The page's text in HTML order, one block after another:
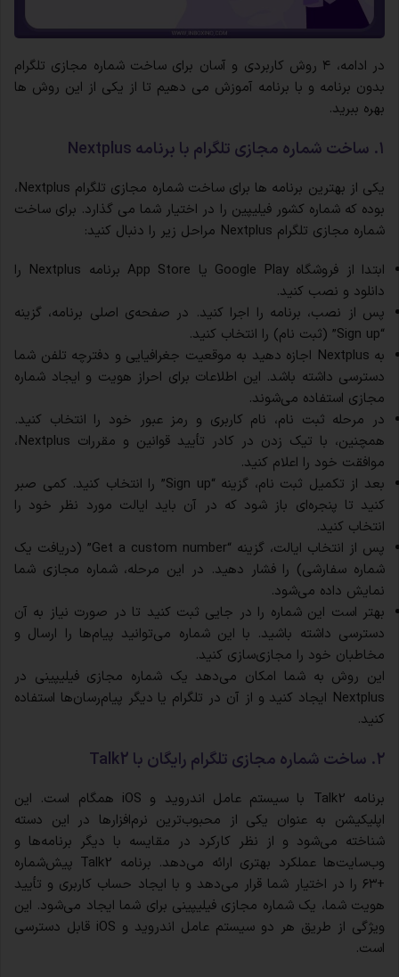
در ادامه، ۴ روش کاربردی و آسان برای ساخت شماره مجازی تلگرام
بدون برنامه و با برنامه آموزش می دهیم تا از یکی از این روش ها
بهره ببرید.
۱. ساخت شماره مجازی تلگرام با برنامه Nextplus
یکی از بهترین برنامه ها برای ساخت شماره مجازی تلگرام Nextplus،
بوده که شماره کشور فیلیپین را در اختیار شما می گذارد. برای ساخت
شماره مجازی تلگرام Nextplus مراحل زیر را دنبال کنید:
ابتدا از فروشگاه Google Play یا App Store برنامه Nextplus را
دانلود و نصب کنید.
پس از نصب، برنامه را اجرا کنید. در صفحه‌ی اصلی برنامه، گزینه
“Sign up” (ثبت نام) را انتخاب کنید.
به Nextplus اجازه دهید به موقعیت جغرافیایی و دفترچه تلفن شما
دسترسی داشته باشد. این اطلاعات برای احراز هویت و ایجاد شماره
مجازی استفاده می‌شوند.
در مرحله ثبت نام، نام کاربری و رمز عبور خود را انتخاب کنید.
همچنین، با تیک زدن در کادر تأیید قوانین و مقررات Nextplus،
موافقت خود را اعلام کنید.
بعد از تکمیل ثبت نام، گزینه “Sign up” را انتخاب کنید. کمی صبر
کنید تا پنجره‌ای باز شود که در آن باید ایالت مورد نظر خود را
انتخاب کنید.
پس از انتخاب ایالت، گزینه “Get a custom number” (دریافت یک
شماره سفارشی) را فشار دهید. در این مرحله، شماره مجازی شما
نمایش داده می‌شود.
بهتر است این شماره را در جایی ثبت کنید تا در صورت نیاز به آن
دسترسی داشته باشید. با این شماره می‌توانید پیام‌ها را ارسال و
مخاطبان خود را مجازی‌سازی کنید.
این روش به شما امکان می‌دهد یک شماره مجازی فیلیپینی در
Nextplus ایجاد کنید و از آن در تلگرام یا دیگر پیام‌رسان‌ها استفاده
کنید.
۲. ساخت شماره مجازی تلگرام رایگان با Talk2
برنامه Talk2 با سیستم عامل اندروید و iOS همگام است. این
اپلیکیشن به عنوان یکی از محبوب‌ترین نرم‌افزارها در این دسته
شناخته می‌شود و از نظر کارکرد در مقایسه با دیگر برنامه‌ها و
وب‌سایت‌ها عملکرد بهتری ارائه می‌دهد. برنامه Talk2 پیش‌شماره
+۶۳ را در اختیار شما قرار می‌دهد و با ایجاد حساب کاربری و تأیید
هویت شما، یک شماره مجازی فیلیپینی برای شما ایجاد می‌شود. این
ویژگی از طریق هر دو سیستم عامل اندروید و iOS قابل دسترسی
است.